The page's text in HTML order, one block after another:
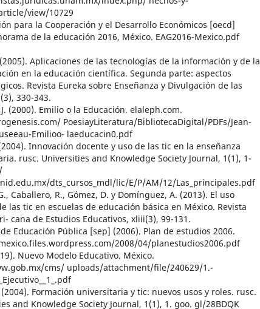
view/10729
para la Cooperación y el Desarrollo Económicos [oecd]
de la educación 2016, México. EAG2016-Mexico.pdf
Aplicaciones de las tecnologías de la información y de la
en la educación científica. Segunda parte: aspectos
Revista Eureka sobre Enseñanza y Divulgación de las
330-343.
(2000). Emilio o la Educación. elaleph.com.
PoesiayLiteratura/BibliotecaDigital/PDFs/Jean-
Emilioo- laeducacin0.pdf
Innovación docente y uso de las tic en la enseñanza
rusc. Universities and Knowledge Society Journal, 1(1), 1-
dts_cursos_mdl/lic/E/P/AM/12/Las_principales.pdf
Caballero, R., Gómez, D. y Domínguez, A. (2013). El uso
las tic en escuelas de educación básica en México. Revista
cana de Estudios Educativos, xliii(3), 99-131.
Educación Pública [sep] (2006). Plan de estudios 2006.
2008/04/planestudios2006.pdf
Nuevo Modelo Educativo. México.
cms/ uploads/attachment/file/240629/1.-
(2004). Formación universitaria y tic: nuevos usos y roles. rusc.
and Knowledge Society Journal, 1(1), 1. goo. gl/28BDQK